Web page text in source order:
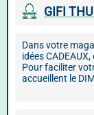
GIFI
Dans votre
idées
Pour faciliter
accueillent le